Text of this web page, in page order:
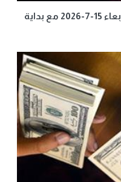
سعر الدولار مقابل الجنيه اليوم الأربعاء 15-7-2026 مع بداية